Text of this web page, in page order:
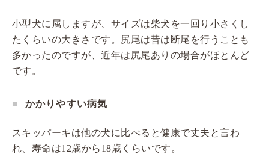
小型犬に属しますが、サイズは柴犬を一回り小さくし
たくらいの大きさです。尻尾は昔は断尾を行うことも
多かったのですが、近年は尻尾ありの場合がほとんど
です。
かかりやすい病気
スキッパーキは他の犬に比べると健康で丈夫と言わ
れ、寿命は12歳から18歳くらいです。